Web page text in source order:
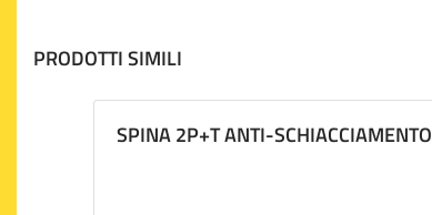
PRODOTTI SIMILI
SPINA 2P+T ANTI-SCHIACCIAMENTO